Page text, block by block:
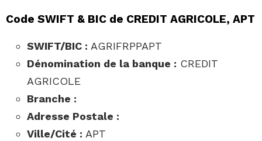
Code SWIFT & BIC de CREDIT AGRICOLE, APT
SWIFT/BIC : AGRIFRPPAPT
Dénomination de la banque : CREDIT
AGRICOLE
Branche :
Adresse Postale :
Ville/Cité : APT